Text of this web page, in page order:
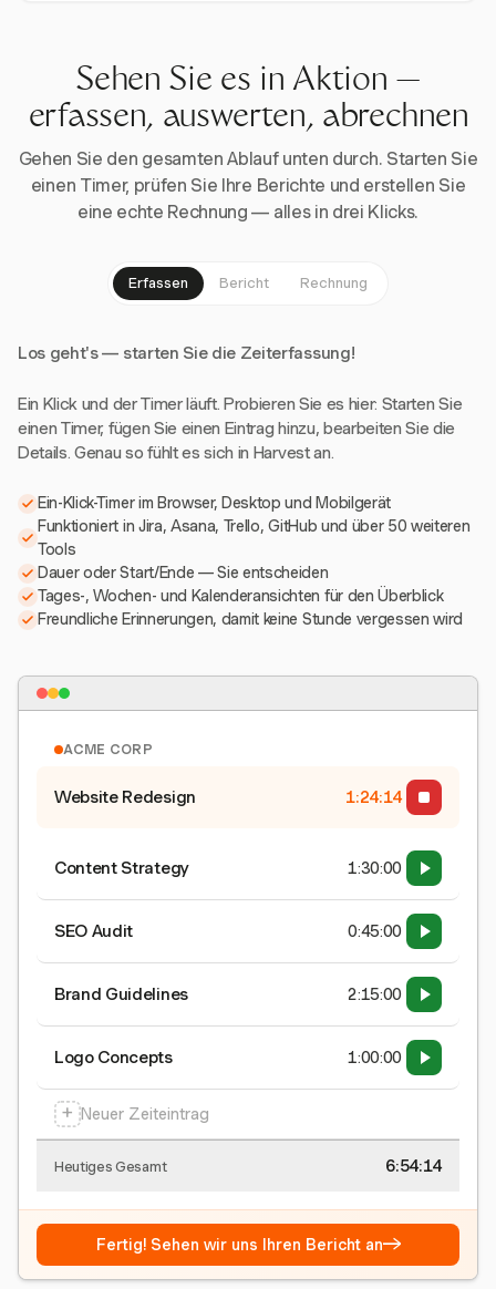
Sehen Sie es in Aktion —
erfassen, auswerten, abrechnen
Gehen Sie den gesamten Ablauf unten durch. Starten Sie
einen Timer, prüfen Sie Ihre Berichte und erstellen Sie
eine echte Rechnung — alles in drei Klicks.
Erfassen Bericht Rechnung
Los geht's — starten Sie die Zeiterfassung!
Ein Klick und der Timer läuft. Probieren Sie es hier: Starten Sie
einen Timer, fügen Sie einen Eintrag hinzu, bearbeiten Sie die
Details. Genau so fühlt es sich in Harvest an.
Ein-Klick-Timer im Browser, Desktop und Mobilgerät
Funktioniert in Jira, Asana, Trello, GitHub und über 50 weiteren
Tools
Dauer oder Start/Ende — Sie entscheiden
Tages-, Wochen- und Kalenderansichten für den Überblick
Freundliche Erinnerungen, damit keine Stunde vergessen wird
ACME CORP
Website Redesign 1:24:15
Content Strategy 1:30:00
SEO Audit 0:45:00
Brand Guidelines 2:15:00
Logo Concepts 1:00:00
+ Neuer Zeiteintrag
Heutiges Gesamt 6:54:15
Fertig! Sehen wir uns Ihren Bericht an→